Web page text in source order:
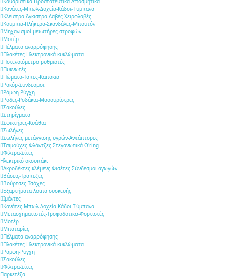
Κανάτες-Μπωλ-Δοχεία-Κάδοι-Τύμπανα
Κλείστρα-Άγκιστρα-Λαβές-Χειρολαβές
Κουμπιά-Πλήκτρα-Σκανδάλες-Μπουτόν
Μηχανισμοί μειωτήρες στροφών
Μοτέρ
Πέλματα αναρρόφησης
Πλακέτες-Ηλεκτρονικά κυκλώματα
Ποτενσιόμετρα ρυθμιστές
Πυκνωτές
Πώματα-Τάπες-Καπάκια
Ρακόρ-Σύνδεσμοι
Ράμφη-Ρύγχη
Ρόδες-Ροδάκια-Μασουρίστρες
Σακούλες
Στηρίγματα
Σφικτήρες-Κυάθια
Σωλήνες
Σωλήνες μετάγγισης υγρών-Αντάπτορες
Τσιμούχες-Φλάντζες-Στεγανωτικά O'ring
Φίλτρα-Σίτες
Ηλεκτρικό σκουπάκι
Ακροδέκτες κλέμενς-Φισέτες-Σύνδεσμοι αγωγών
Βάσεις-Τράπεζες
Βούρτσες-Τσόχες
Εξαρτήματα λοιπά συσκευής
Ιμάντες
Κανάτες-Μπωλ-Δοχεία-Κάδοι-Τύμπανα
Μετασχηματιστές-Τροφοδοτικά-Φορτιστές
Μοτέρ
Μπαταρίες
Πέλματα αναρρόφησης
Πλακέτες-Ηλεκτρονικά κυκλώματα
Ράμφη-Ρύγχη
Σακούλες
Φίλτρα-Σίτες
Παρκετέζα